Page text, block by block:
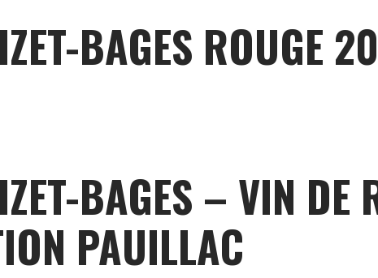
BAGES ROUGE
BAGES – VIN DE
PAUILLAC